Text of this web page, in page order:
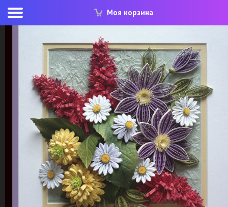
Моя корзина